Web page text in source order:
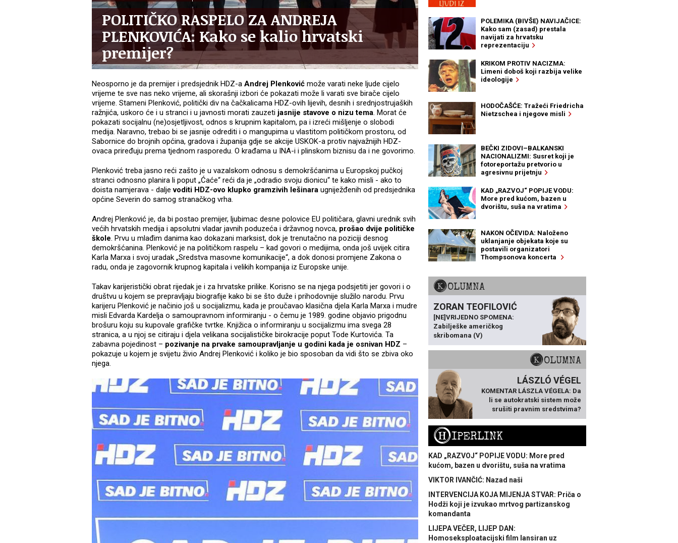
POLITIČKO RASPELO ZA ANDREJA
PLENKOVIĆA: Kako se kalio hrvatski
premijer?
Neosporno je da premijer i predsjednik HDZ-a Andrej Plenković može varati neke ljude cijelo
vrijeme te sve nas neko vrijeme, ali skorašnji izbori će pokazati može li varati sve birače cijelo
vrijeme. Stameni Plenković, politički div na čačkalicama HDZ-ovih lijevih, desnih i srednjostrujaških
ražnjića, uskoro će i u stranci i u javnosti morati zauzeti jasnije stavove o nizu tema. Morat će
pokazati socijalnu (ne)osjetljivost, odnos s krupnim kapitalom, pa i izreći mišljenje o slobodi
medija. Naravno, trebao bi se jasnije odrediti i o mangupima u vlastitom političkom prostoru, od
Sabornice do brojnih općina, gradova i županija gdje se akcije USKOK-a protiv najvažnijih HDZ-
ovaca priređuju prema tjednom rasporedu. O krađama u INA-i i plinskom biznisu da i ne govorimo.
Plenković treba jasno reći zašto je u vazalskom odnosu s demokršćanima u Europskoj pučkoj
stranci odnosno planira li poput „Ćaće“ reći da je „odradio svoju dionicu“ te kako misli - ako to
doista namjerava - daljevoditi HDZ-ovo klupko gramzivih lešinara ugniježđenih od predsjednika
općine Severin do samog stranačkog vrha.
Andrej Plenković je, da bi postao premijer, ljubimac desne polovice EU političara, glavni urednik svih
većih hrvatskih medija i apsolutni vladar javnih poduzeća i državnog novca, prošao dvije političke
škole. Prvu u mlađim danima kao dokazani marksist, dok je trenutačno na poziciji desnog
demokršćanina. Plenković je na političkom raspelu – kad govori o medijima, onda još uvijek citira
Karla Marxa i svoj uradak „Sredstva masovne komunikacije“, a dok donosi promjene Zakona o
radu, onda je zagovornik krupnog kapitala i velikih kompanija iz Europske unije.
Takav karijeristički obrat rijedak je i za hrvatske prilike. Korisno se na njega podsjetiti jer govori i o
društvu u kojem se prepravljaju biografije kako bi se što duže i prihodovnije služilo narodu. Prvu
karijeru Plenković je načinio još u socijalizmu, kada je proučavao klasična djela Karla Marxa i mudre
misli Edvarda Kardelja o samoupravnom informiranju - o čemu je 1989. godine objavio prigodnu
brošuru koju su kupovale grafičke tvrtke. Knjižica o informiranju u socijalizmu ima svega 28
stranica, a u njoj se citiraju i djela velikana socijalističke birokracije poput Tode Kurtovića. Ta
zabavna pojedinost – pozivanje na prvake samoupravljanje u godini kada je osnivan HDZ –
pokazuje u kojem je svijetu živio Andrej Plenković i koliko je bio sposoban da vidi što se zbiva oko
njega.
POLEMIKA (BIVŠE) NAVIJAČICE:
Kako sam (zasad) prestala
navijati za hrvatsku
reprezentaciju
KRIKOM PROTIV NACIZMA:
Limeni doboš koji razbija velike
ideologije
HODOČAŠĆE: Tražeći Friedricha
Nietzschea i njegove misli
BEČKI ZIDOVI–BALKANSKI
NACIONALIZMI: Susret koji je
fotoreportažu pretvorio u
agresivnu prijetnju
KAD „RAZVOJ“ POPIJE VODU:
More pred kućom, bazen u
dvorištu, suša na vratima
NAKON OČEVIDA: Naloženo
uklanjanje objekata koje su
postavili organizatori
Thompsonova koncerta
KOLUMNA
ZORAN TEOFILOVIĆ
[NE]VRIJEDNO SPOMENA:
Zabilješke američkog
skribomana (V)
KOLUMNA
LÁSZLÓ VÉGEL
KOMENTAR LÁSZLA VÉGELA: Da
li se autokratski sistem može
srušiti pravnim sredstvima?
HIPERLINK
KAD „RAZVOJ“ POPIJE VODU: More pred
kućom, bazen u dvorištu, suša na vratima
VIKTOR IVANČIĆ: Nazad naši
INTERVENCIJA KOJA MIJENJA STVAR: Priča o
Hodži koji je izvukao mrtvog partizanskog
komandanta
LIJEPA VEČER, LIJEP DAN:
Homoseksploatacijski film lansiran uz